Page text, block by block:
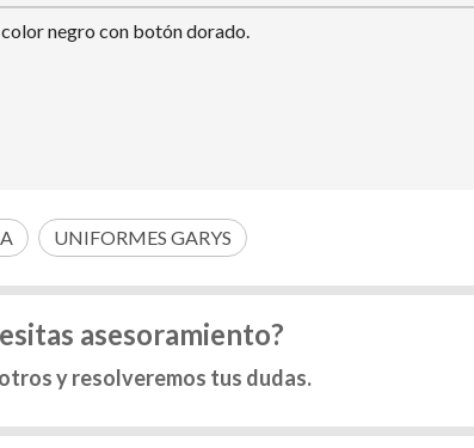
negro con botón dorado.
UNIFORMES GARYS
asesoramiento?
y resolveremos tus dudas.